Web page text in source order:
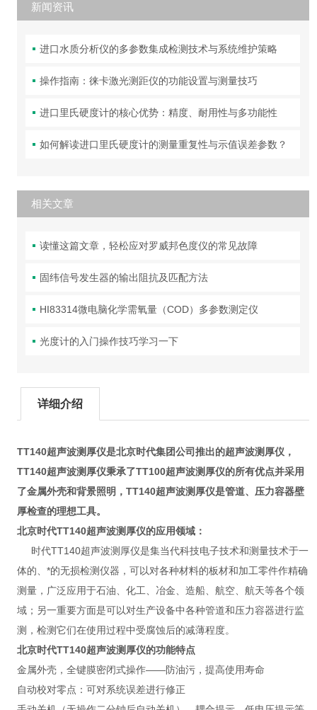
新闻资讯
进口水质分析仪的多参数集成检测技术与系统维护策略
操作指南：徕卡激光测距仪的功能设置与测量技巧
进口里氏硬度计的核心优势：精度、耐用性与多功能性
如何解读进口里氏硬度计的测量重复性与示值误差参数？
相关文章
读懂这篇文章，轻松应对罗威邦色度仪的常见故障
固纬信号发生器的输出阻抗及匹配方法
HI83314微电脑化学需氧量（COD）多参数测定仪
光度计的入门操作技巧学习一下
详细介绍
TT140超声波测厚仪是北京时代集团公司推出的超声波测厚仪，
TT140超声波测厚仪秉承了TT100超声波测厚仪的所有优点并采用
了金属外壳和背景照明，TT140超声波测厚仪是管道、压力容器壁
厚检查的理想工具。
北京时代TT140超声波测厚仪的应用领域：
时代TT140超声波测厚仪是集当代科技电子技术和测量技术于一
体的、*的无损检测仪器，可以对各种材料的板材和加工零件作精确
测量，广泛应用于石油、化工、冶金、造船、航空、航天等各个领
域；另一重要方面是可以对生产设备中各种管道和压力容器进行监
测，检测它们在使用过程中受腐蚀后的减薄程度。
北京时代TT140超声波测厚仪的功能特点
金属外壳，全键膜密闭式操作——防油污，提高使用寿命
自动校对零点：可对系统误差进行修正